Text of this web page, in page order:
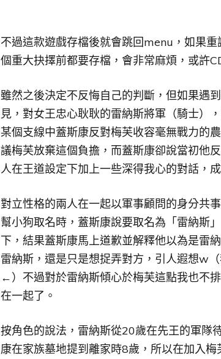
不過這款遊戲存檔後就會跳回menu，如果
個重大抉擇前都要存檔，會非常麻煩，或許
雖然之後決定不反悔自己的判斷，但如果遇
見，對女王忠心耿耿的雷納斯將軍（騎士）
某個支線中蓋斯康反對梅芙收容毫無戰力的
議梅芙放棄這個負擔，而蓋斯康卻說當初他
人在王道設定下加上一些深得我心的對話，
對立性格的兩人在一起以軍事顧問的身分共
幫小狗取名時，蓋斯康說要取名為「雷納斯
下，結果蓋斯康馬上道歉並解釋他以為是雷
雷納斯，還是只是想捉弄對方，引人遐想w
←）不過對於雷納斯傾心於梅芙這點我也不
在一起了。
按角色的說法，雷納斯從20歲在先王的軍隊
康在家族墓地提到離家時8歲，所以在加入